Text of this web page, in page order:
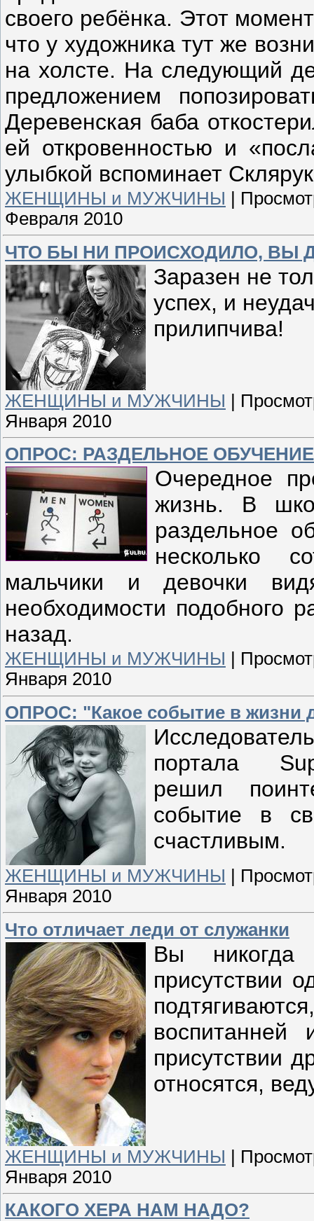
своего ребёнка. Этот
что у художника тут же
на холсте. На следующий
предложением
Деревенская баба
ей откровенностью и
улыбкой вспоминает
ЖЕНЩИНЫ и МУЖЧИНЫ
Февраля 2010
ЧТО БЫ НИ ПРОИСХОДИЛО, ВЫ
Заразен не
успех, и
прилипчива!
ЖЕНЩИНЫ и МУЖЧИНЫ |
Января 2010
ОПРОС: РАЗДЕЛЬНОЕ ОБУЧЕНИЕ.
Очередное
жизнь. В
раздельное
несколько
мальчики и девочки
необходимости подобного
назад.
ЖЕНЩИНЫ и МУЖЧИНЫ
Января 2010
ОПРОС: "Какое событие в
портала
решил
событие в
счастливым.
ЖЕНЩИНЫ и МУЖЧИНЫ
Января 2010
Что отличает леди от служанки
Вы
присутствии
присутствии
относятся,
ЖЕНЩИНЫ и МУЖЧИНЫ |
Января 2010
КАКОГО ХЕРА НАМ НАДО?